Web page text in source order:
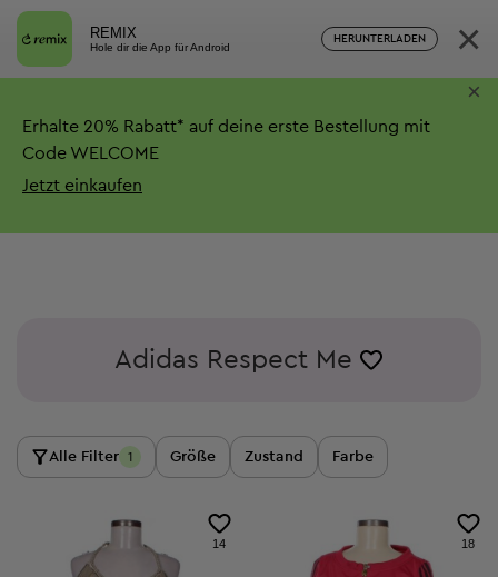
REMIX
Hole dir die App für Android
HERUNTERLADEN ×
Erhalte 20% Rabatt* auf deine erste Bestellung mit
Code WELCOME
Jetzt einkaufen
×
Adidas Respect Me
Alle Filter 1 Größe Zustand Farbe
14 18